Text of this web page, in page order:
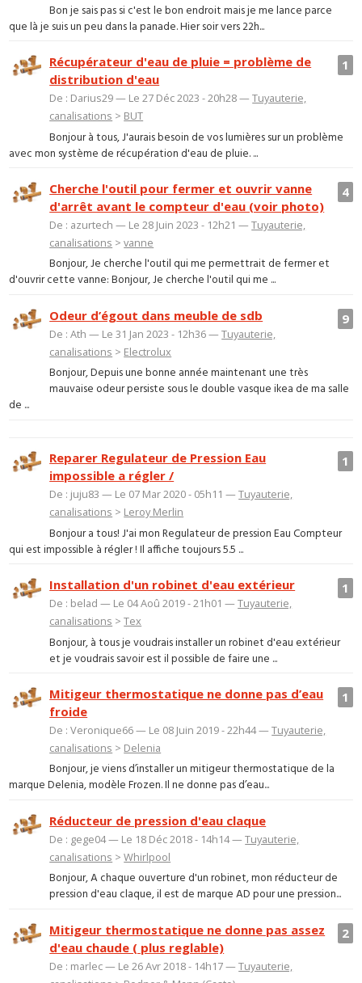
Bon je sais pas si c'est le bon endroit mais je me lance parce
que là je suis un peu dans la panade. Hier soir vers 22h...
1
Récupérateur d'eau de pluie = problème de
distribution d'eau
De : Darius29 — Le 27 Déc 2023 - 20h28 —Tuyauterie,
canalisations > BUT
Bonjour à tous, J'aurais besoin de vos lumières sur un problème
avec mon système de récupération d'eau de pluie. ...
4
Cherche l'outil pour fermer et ouvrir vanne
d'arrêt avant le compteur d'eau (voir photo)
De : azurtech — Le 28 Juin 2023 - 12h21 —Tuyauterie,
canalisations >vanne
Bonjour, Je cherche l'outil qui me permettrait de fermer et
d'ouvrir cette vanne: Bonjour, Je cherche l'outil qui me ...
9
Odeur d’égout dans meuble de sdb
De : Ath — Le 31 Jan 2023 - 12h36 —Tuyauterie,
canalisations > Electrolux
Bonjour, Depuis une bonne année maintenant une très
mauvaise odeur persiste sous le double vasque ikea de ma salle
de ...
1
Reparer Regulateur de Pression Eau
impossible a régler /
De : juju83 — Le 07 Mar 2020 - 05h11 —Tuyauterie,
canalisations > Leroy Merlin
Bonjour a tous! J'ai mon Regulateur de pression Eau Compteur
qui est impossible à régler ! Il affiche toujours 5.5 ...
1
Installation d'un robinet d'eau extérieur
De : belad — Le 04 Aoû 2019 - 21h01 —Tuyauterie,
canalisations >Tex
Bonjour, à tous je voudrais installer un robinet d'eau extérieur
et je voudrais savoir est il possible de faire une ...
1
Mitigeur thermostatique ne donne pas d’eau
froide
De : Veronique66 — Le 08 Juin 2019 - 22h44 —Tuyauterie,
canalisations > Delenia
Bonjour, je viens d’installer un mitigeur thermostatique de la
marque Delenia, modèle Frozen. Il ne donne pas d’eau...
Réducteur de pression d'eau claque
De : gege04 — Le 18 Déc 2018 - 14h14 —Tuyauterie,
canalisations >Whirlpool
Bonjour, A chaque ouverture d'un robinet, mon réducteur de
pression d'eau claque, il est de marque AD pour une pression...
2
Mitigeur thermostatique ne donne pas assez
d'eau chaude ( plus reglable)
De : marlec — Le 26 Avr 2018 - 14h17 —Tuyauterie,